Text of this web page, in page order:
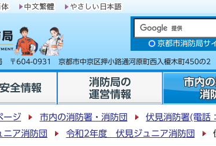
京都市消防局サ
〒604-0931 京都市中京区押小路通河原町西入榎木町450の
全情報
消防局の
運営情報
市内
消
ージ 市内の消防署・消防団 伏見消防署(電
ニア消防団
令和2年度 伏見ジュニア消防団